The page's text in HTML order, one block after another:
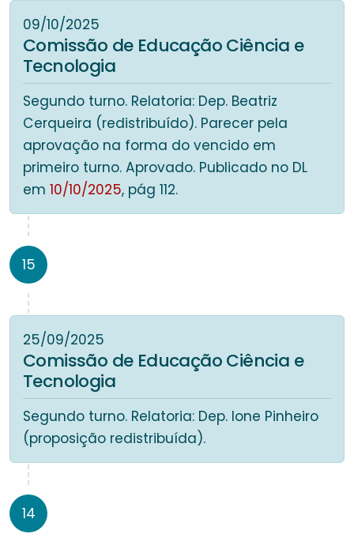
09/10/2025
Comissão de Educação Ciência e
Tecnologia
Segundo turno. Relatoria: Dep. Beatriz
Cerqueira (redistribuído). Parecer pela
aprovação na forma do vencido em
primeiro turno. Aprovado. Publicado no DL
em 10/10/2025, pág 112.
15
25/09/2025
Comissão de Educação Ciência e
Tecnologia
Segundo turno. Relatoria: Dep. Ione Pinheiro
(proposição redistribuída).
14